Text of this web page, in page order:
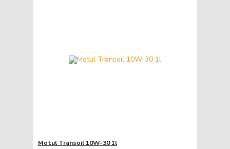
Motul Transoil 10W-30 1l